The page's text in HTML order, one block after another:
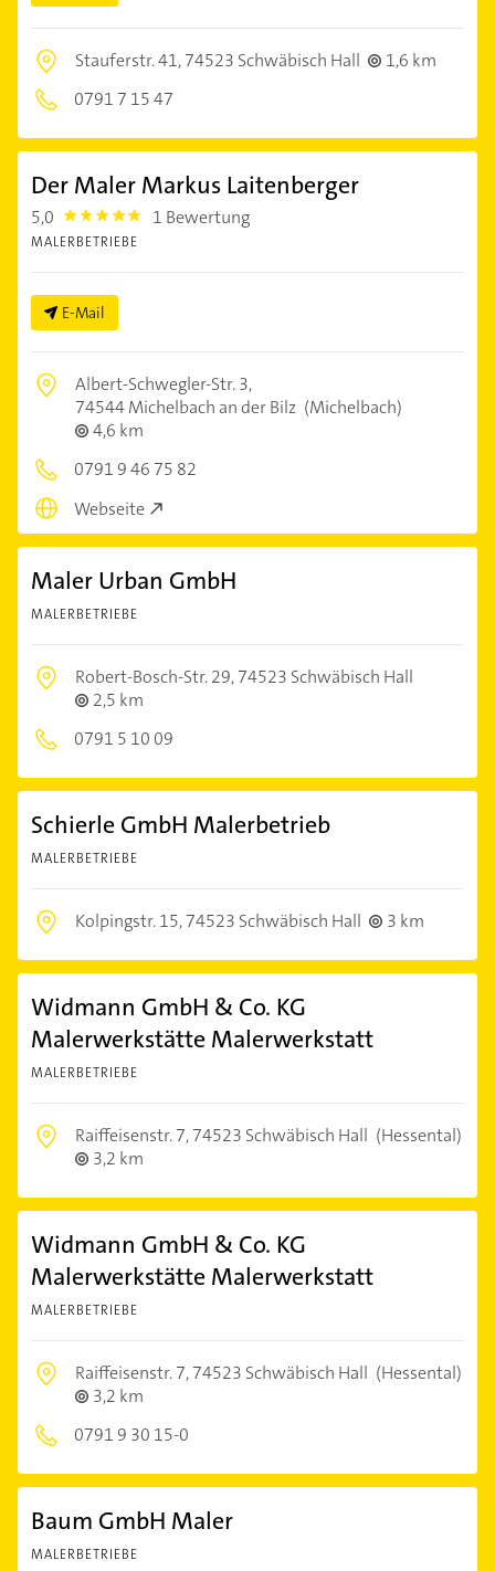
Stauferstr. 41,74523 Schwäbisch Hall
1,6 km
0791 7 15 47
Der Maler Markus Laitenberger
5,0 5.0 1 Bewertung
MALERBETRIEBE
E-Mail
Albert-Schwegler-Str. 3,
74544 Michelbach an der Bilz (Michelbach)
4,6 km
0791 9 46 75 82
Webseite
Maler Urban GmbH
MALERBETRIEBE
Robert-Bosch-Str. 29,74523 Schwäbisch Hall
2,5 km
0791 5 10 09
Schierle GmbH Malerbetrieb
MALERBETRIEBE
Kolpingstr. 15,74523 Schwäbisch Hall 3 km
Widmann GmbH & Co. KG
Malerwerkstätte Malerwerkstatt
MALERBETRIEBE
Raiffeisenstr. 7,74523 Schwäbisch Hall (Hessental)
3,2 km
Widmann GmbH & Co. KG
Malerwerkstätte Malerwerkstatt
MALERBETRIEBE
Raiffeisenstr. 7,74523 Schwäbisch Hall (Hessental)
3,2 km
0791 9 30 15-0
Baum GmbH Maler
MALERBETRIEBE